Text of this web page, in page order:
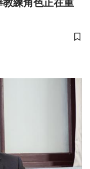
練角色正在重
儲